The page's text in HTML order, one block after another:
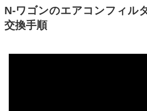
N-ワゴンのエアコンフィル
交換手順